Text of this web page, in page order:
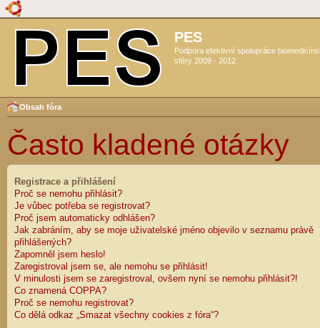
PES
Podpora efektivní spolupráce
sféry 2009 - 2012
Obsah fóra
Často kladené otázky
Registrace a přihlášení
Proč se nemohu přihlásit?
Je vůbec potřeba se registrovat?
Proč jsem automaticky odhlášen?
Jak zabráním, aby se moje uživatelské jméno objevilo v seznamu právě
přihlášených?
Zapomněl jsem heslo!
Zaregistroval jsem se, ale nemohu se přihlásit!
V minulosti jsem se zaregistroval, ovšem nyní se nemohu přihlásit?!
Co znamená COPPA?
Proč se nemohu registrovat?
Co dělá odkaz „Smazat všechny cookies z fóra“?